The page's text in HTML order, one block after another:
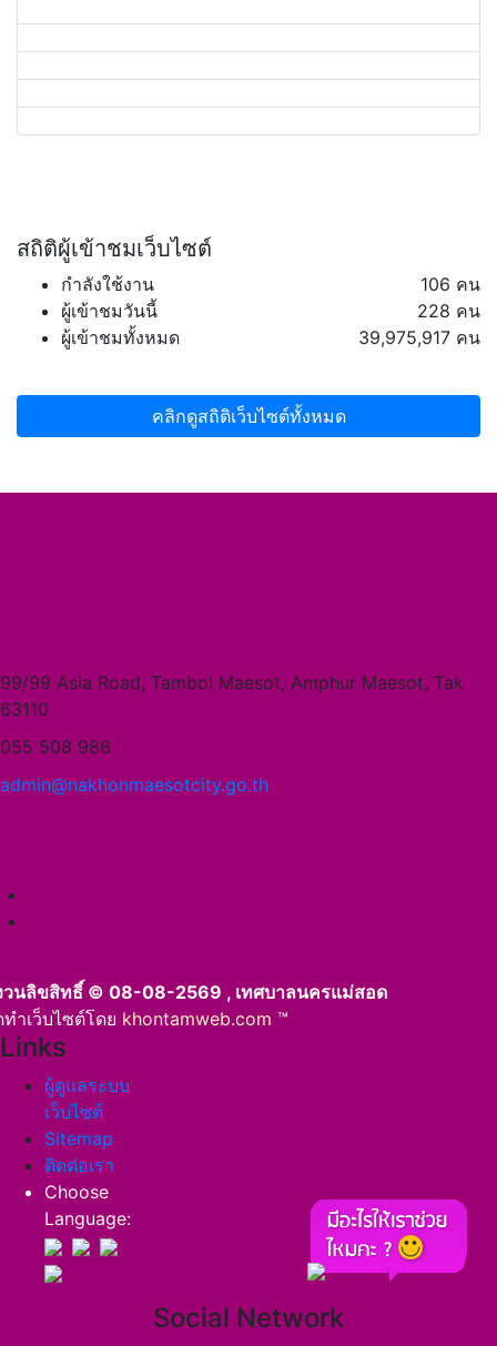
สถิติผู้เข้าชมเว็บไซต์
กำลังใช้งาน
106 คน
ผู้เข้าชมวันนี้
228 คน
ผู้เข้าชมทั้งหมด
39,975,917 คน
คลิกดูสถิติเว็บไซต์ทั้งหมด
99/99 Asia Road, Tambol Maesot, Amphur Maesot, Tak
63110
055 508 986
admin@nakhonmaesotcity.go.th
วนลิขสิทธิ์ © 08-08-2569 , เทศบาลนครแม่สอด
ำเว็บไซต์โดย khontamweb.com ™
Links
ผู้ดูแลระบบ
เว็บไซต์
Sitemap
ติดต่อเรา
Choose
Language:
Social Network